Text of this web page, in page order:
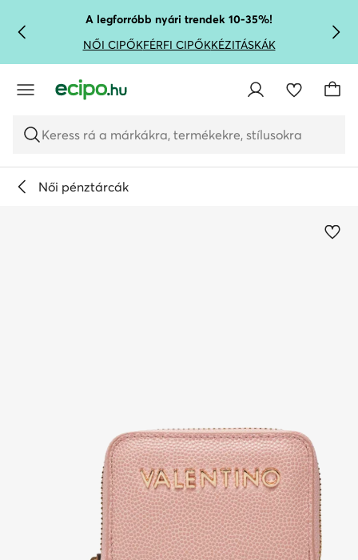
UGRÁS A FŐ TARTALOMRA
UGRÁS A KERESÉSHEZA legforróbb nyári trendek 10-35%!
NŐI CIPŐKFÉRFI CIPŐKKÉZITÁSKÁK
Keress rá a márkákra, termékekre, stílusokra
Női pénztárcák